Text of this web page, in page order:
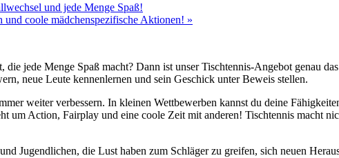
und jede Menge Spaß!
coole mädchenspezifische Aktionen! »
die jede Menge Spaß macht? Dann ist unser Tischtennis-Angebot genau
neue Leute kennenlernen und sein Geschick unter Beweis stellen.
weiter verbessern. In kleinen Wettbewerben kannst du deine
um Action, Fairplay und eine coole Zeit mit anderen! Tischtennis macht
Jugendlichen, die Lust haben zum Schläger zu greifen, sich neuen